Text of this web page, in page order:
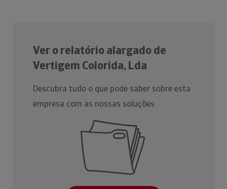
Ver o relatório alargado de
Vertigem Colorida, Lda
Descubra tudo o que pode saber sobre esta
empresa com as nossas soluções